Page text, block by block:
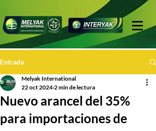
Entrada
Nuevo arancel del 35%
para importaciones de
Melyak International
22 oct 2024 2 min de lectura